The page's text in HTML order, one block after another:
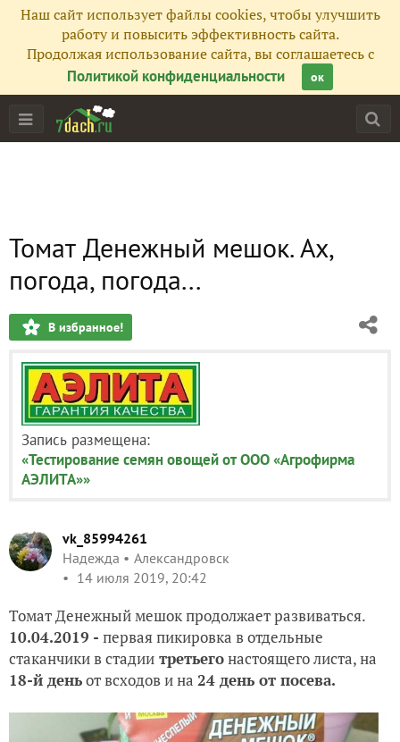
Наш сайт использует файлы cookies, чтобы улучшить
работу и повысить эффективность сайта.
Продолжая использование сайта, вы соглашаетесь с
Политикой конфиденциальности
ок
Томат Денежный мешок. Ах,
погода, погода...
В избранное!
Запись размещена:
«Тестирование семян овощей от ООО «Агрофирма
АЭЛИТА»»
vk_85994261
Надежда
Александровск
14 июля 2019, 20:42
Томат Денежный мешок продолжает развиваться.
10.04.2019 - первая пикировка в отдельные
стаканчики в стадии третьегонастоящего листа, на
18-й деньот всходов и на 24 день от посева.